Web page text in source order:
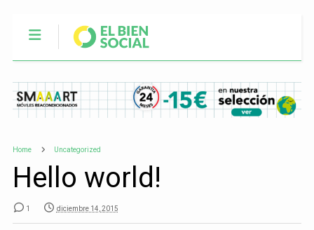
Home Uncategorized
Hello world!
1 diciembre 14, 2015